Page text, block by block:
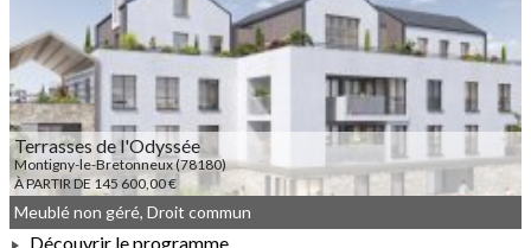
À PARTIR DE 152 000,00 €
Terrasses de l'Odyssée
Montigny-le-Bretonneux (78180)
À PARTIR DE 145 600,00 €
Meublé non géré, Droit commun
Découvrir le programme